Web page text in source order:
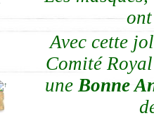
Avec cette
Comité
uneBonne